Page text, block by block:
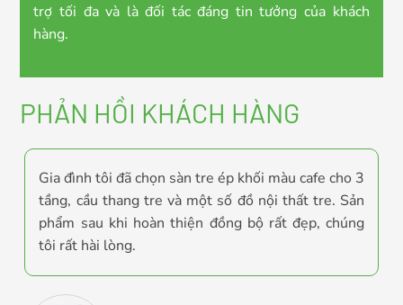
trợ tối đa và là đối tác đáng tin tưởng của khách
hàng.
PHẢN HỒI KHÁCH HÀNG
Gia đình tôi đã chọn sàn tre ép khối màu cafe cho 3
tầng, cầu thang tre và một số đồ nội thất tre. Sản
phẩm sau khi hoàn thiện đồng bộ rất đẹp, chúng
tôi rất hài lòng.